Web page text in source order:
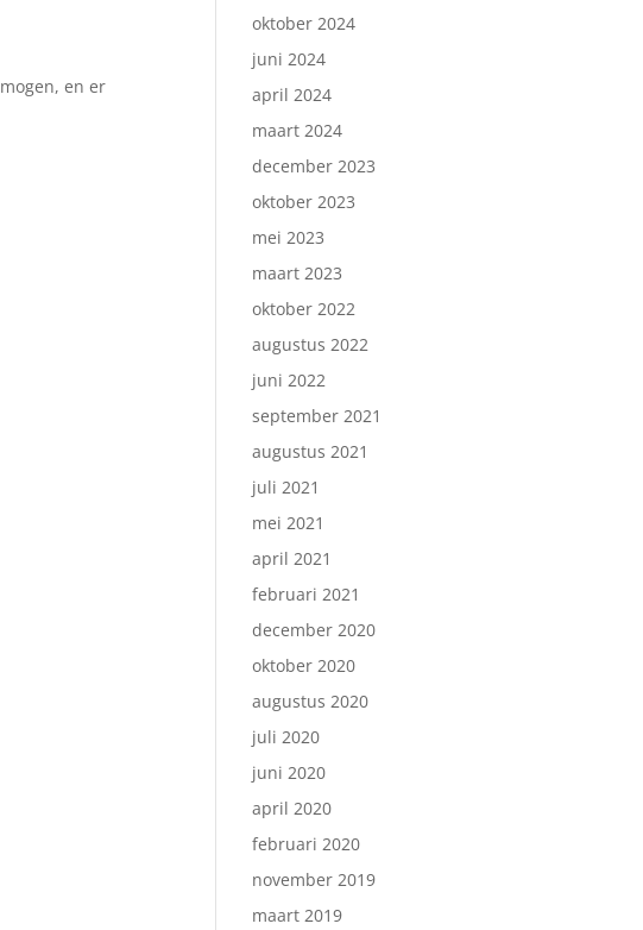
en er
oktober 2024
juni 2024
april 2024
maart 2024
december 2023
oktober 2023
mei 2023
maart 2023
oktober 2022
augustus 2022
juni 2022
september 2021
augustus 2021
juli 2021
mei 2021
april 2021
februari 2021
december 2020
oktober 2020
augustus 2020
juli 2020
juni 2020
april 2020
februari 2020
november 2019
maart 2019